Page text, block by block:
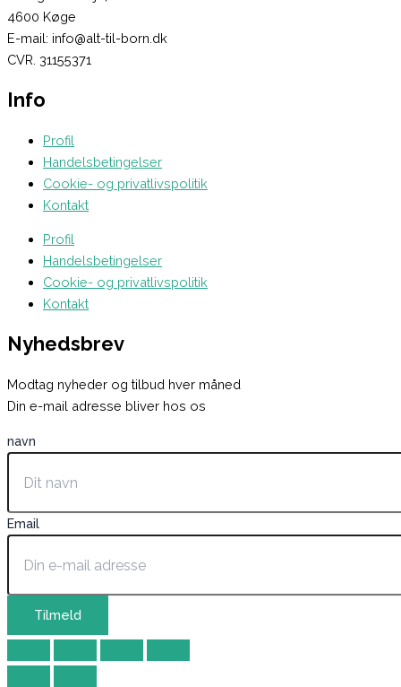
4600 Køge
E-mail: info@alt-til-born.dk
CVR. 31155371
Info
Profil
Handelsbetingelser
Cookie- og privatlivspolitik
Kontakt
Profil
Handelsbetingelser
Cookie- og privatlivspolitik
Kontakt
Nyhedsbrev
Modtag nyheder og tilbud hver måned
Din e-mail adresse bliver hos os
navn
Email
Tilmeld